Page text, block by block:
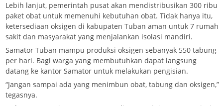
Lebih lanjut, pemerintah pusat akan mendistribusikan 300 ribu
paket obat untuk memenuhi kebutuhan obat. Tidak hanya itu,
ketersediaan oksigen di kabupaten Tuban aman untuk 7 rumah
sakit dan masyarakat yang menjalankan isolasi mandiri.
Samator Tuban mampu produksi oksigen sebanyak 550 tabung
per hari. Bagi warga yang membutuhkan dapat langsung
datang ke kantor Samator untuk melakukan pengisian.
“Jangan sampai ada yang menimbun obat, tabung dan oksigen,”
tegasnya.